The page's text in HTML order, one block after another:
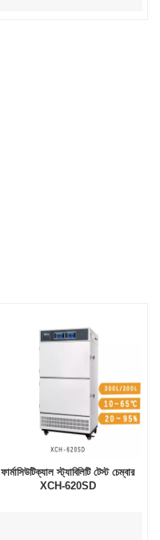
ফার্মাসিউটিক্যাল স্ট্যাবিলিটি টেস্ট চেম্বার
XCH-620SD